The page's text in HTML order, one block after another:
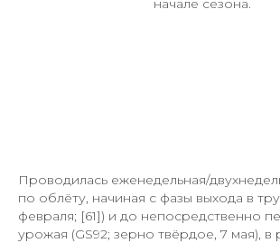
начале сезона.
Проводилась еженедельная/
по облёту, начиная с фазы выхода в
февраля; [61]) и до непосредственно
урожая (GS92; зерно твёрдое, 7 мая), в